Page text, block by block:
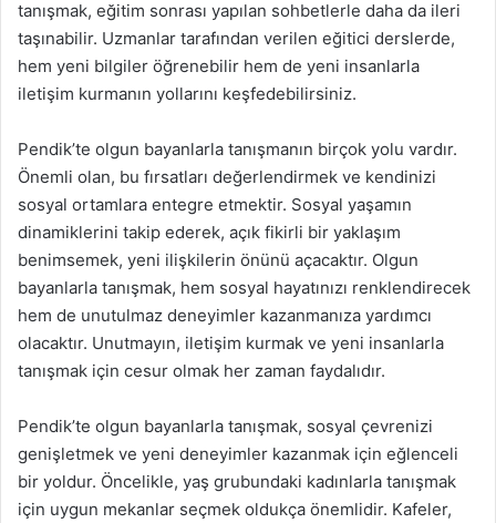
tanışmak, eğitim sonrası yapılan sohbetlerle daha da ileri
taşınabilir. Uzmanlar tarafından verilen eğitici derslerde,
hem yeni bilgiler öğrenebilir hem de yeni insanlarla
iletişim kurmanın yollarını keşfedebilirsiniz.
Pendik’te olgun bayanlarla tanışmanın birçok yolu vardır.
Önemli olan, bu fırsatları değerlendirmek ve kendinizi
sosyal ortamlara entegre etmektir. Sosyal yaşamın
dinamiklerini takip ederek, açık fikirli bir yaklaşım
benimsemek, yeni ilişkilerin önünü açacaktır. Olgun
bayanlarla tanışmak, hem sosyal hayatınızı renklendirecek
hem de unutulmaz deneyimler kazanmanıza yardımcı
olacaktır. Unutmayın, iletişim kurmak ve yeni insanlarla
tanışmak için cesur olmak her zaman faydalıdır.
Pendik’te olgun bayanlarla tanışmak, sosyal çevrenizi
genişletmek ve yeni deneyimler kazanmak için eğlenceli
bir yoldur. Öncelikle, yaş grubundaki kadınlarla tanışmak
için uygun mekanlar seçmek oldukça önemlidir. Kafeler,